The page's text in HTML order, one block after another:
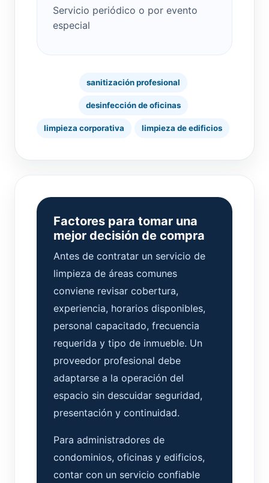
Servicio periódico o por evento
especial
sanitización profesional
desinfección de oficinas
limpieza corporativa limpieza de edificios
Factores para tomar una
mejor decisión de compra
Antes de contratar un servicio de
limpieza de áreas comunes
conviene revisar cobertura,
experiencia, horarios disponibles,
personal capacitado, frecuencia
requerida y tipo de inmueble. Un
proveedor profesional debe
adaptarse a la operación del
espacio sin descuidar seguridad,
presentación y continuidad.
Para administradores de
condominios, oficinas y edificios,
contar con un servicio confiable